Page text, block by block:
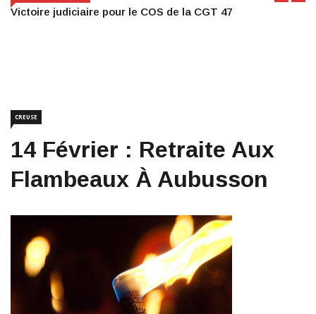
Victoire judiciaire pour le COS de la CGT 47
CREUSE
14 Février : Retraite Aux
Flambeaux À Aubusson